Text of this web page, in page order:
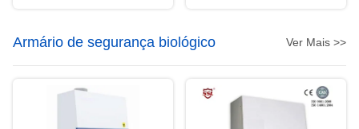
Armário de segurança biológico Ver Mais >>